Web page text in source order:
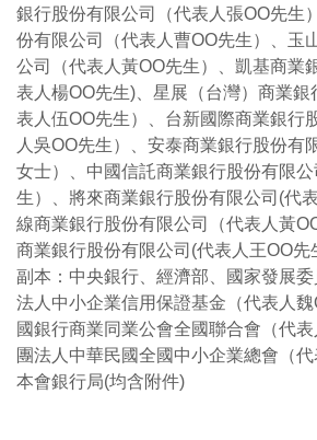
銀行股份有限公司（代表人張OO先生
份有限公司（代表人曹OO先生）、玉
公司（代表人黃OO先生）、凱基商業
表人楊OO先生)、星展（台灣）商業
表人伍OO先生）、台新國際商業銀行
人吳OO先生）、安泰商業銀行股份有
女士）、中國信託商業銀行股份有限
生）、將來商業銀行股份有限公司(代
線商業銀行股份有限公司（代表人黃
商業銀行股份有限公司(代表人王OO先
副本：中央銀行、經濟部、國家發展
法人中小企業信用保證基金（代表人
國銀行商業同業公會全國聯合會（代
團法人中華民國全國中小企業總會（代
本會銀行局(均含附件)